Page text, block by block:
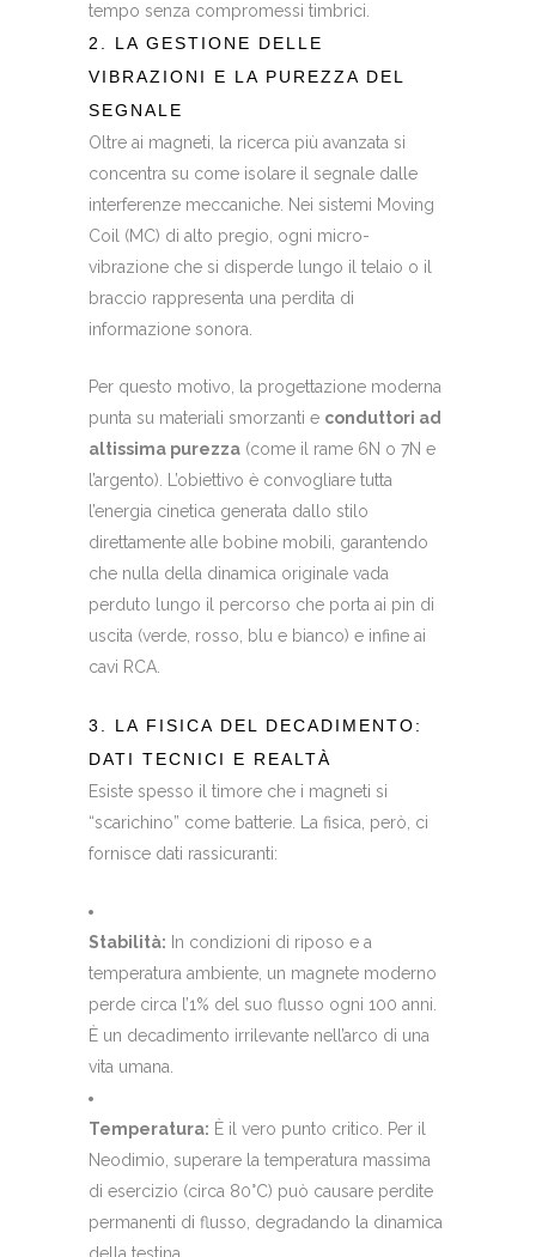
tempo senza compromessi timbrici.
2. LA GESTIONE DELLE
VIBRAZIONI E LA PUREZZA DEL
SEGNALE
Oltre ai magneti, la ricerca più avanzata si
concentra su come isolare il segnale dalle
interferenze meccaniche. Nei sistemi Moving
Coil (MC) di alto pregio, ogni micro-
vibrazione che si disperde lungo il telaio o il
braccio rappresenta una perdita di
informazione sonora.
Per questo motivo, la progettazione moderna
punta su materiali smorzanti e conduttori ad
altissima purezza (come il rame 6N o 7N e
l’argento). L’obiettivo è convogliare tutta
l’energia cinetica generata dallo stilo
direttamente alle bobine mobili, garantendo
che nulla della dinamica originale vada
perduto lungo il percorso che porta ai pin di
uscita (verde, rosso, blu e bianco) e infine ai
cavi RCA.
3. LA FISICA DEL DECADIMENTO:
DATI TECNICI E REALTÀ
Esiste spesso il timore che i magneti si
“scarichino” come batterie. La fisica, però, ci
fornisce dati rassicuranti:
Stabilità: In condizioni di riposo e a
temperatura ambiente, un magnete moderno
perde circa l’1% del suo flusso ogni 100 anni.
È un decadimento irrilevante nell’arco di una
vita umana.
Temperatura: È il vero punto critico. Per il
Neodimio, superare la temperatura massima
di esercizio (circa 80°C) può causare perdite
permanenti di flusso, degradando la dinamica